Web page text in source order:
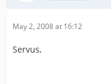
May 2, 2008 at 16:12
Servus,